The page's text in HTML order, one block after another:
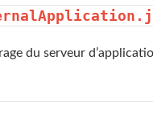
du serveur